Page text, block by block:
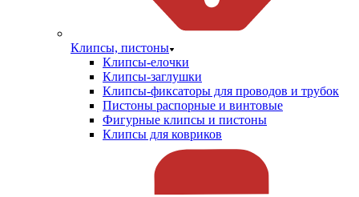
Клипсы, пистоны
Клипсы-елочки
Клипсы-заглушки
Клипсы-фиксаторы для проводов и трубок
Пистоны распорные и винтовые
Фигурные клипсы и пистоны
Клипсы для ковриков